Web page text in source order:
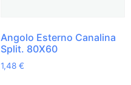
Angolo Esterno Canalina
Split. 80X60
1,48 €